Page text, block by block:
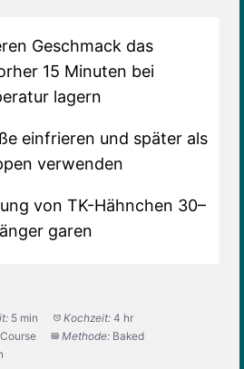
Geschmack das
15 Minuten bei
lagern
einfrieren und später als
verwenden
von TK-Hähnchen 30–
garen
5 min Kochzeit: 4 hr
Methode: Baked